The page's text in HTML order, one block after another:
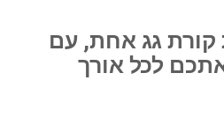
קורת גג אחת, עם
לכל אורך